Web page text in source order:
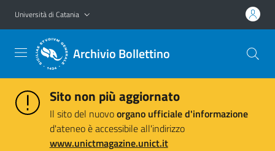
Vai al contenuto principale
Vai al menu di navigazione
Università di Catania
Archivio Bollettino
Sito non più aggiornato
Il sito del nuovoorgano ufficiale d'informazione
d'ateneo è accessibile all'indirizzo
www.unictmagazine.unict.it